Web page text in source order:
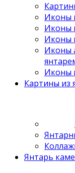
Иконы
Иконы
Иконы
Иконы
Иконы
Картины из
Янтарь